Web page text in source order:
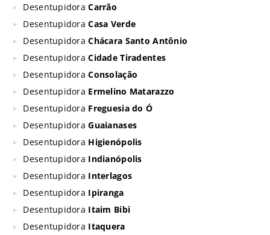
DesentupidoraCarrão
DesentupidoraCasa Verde
DesentupidoraChácara Santo Antônio
DesentupidoraCidade Tiradentes
DesentupidoraConsolação
Desentupidora Ermelino Matarazzo
Desentupidora Freguesia do Ó
DesentupidoraGuaianases
Desentupidora Higienópolis
Desentupidora Indianópolis
Desentupidora Interlagos
Desentupidora Ipiranga
Desentupidora Itaim Bibi
Desentupidora Itaquera